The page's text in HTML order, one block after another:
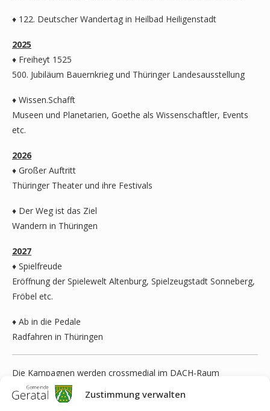
Zustimmung verwalten
♦ 122. Deutscher Wandertag in Heilbad Heiligenstadt
2025
♦ Freiheyt 1525
500. Jubiläum Bauernkrieg und Thüringer Landesausstellung
♦ Wissen.Schafft
Museen und Planetarien, Goethe als Wissenschaftler, Events
etc.
2026
♦ Großer Auftritt
Thüringer Theater und ihre Festivals
♦ Der Weg ist das Ziel
Wandern in Thüringen
2027
♦ Spielfreude
Eröffnung der Spielewelt Altenburg, Spielzeugstadt Sonneberg,
Fröbel etc.
♦ Ab in die Pedale
Radfahren in Thüringen
Die Kampagnen werden crossmedial im DACH-Raum
ausgespielt, weitere internationale Märkte werden
anlassbezogen über einzelne DZT-Kooperationen